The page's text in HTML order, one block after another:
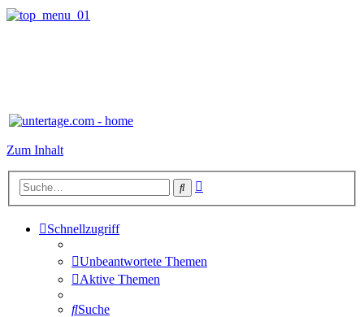
Zum Inhalt
Suche
Schnellzugriff
Unbeantwortete Themen
Aktive Themen
Suche